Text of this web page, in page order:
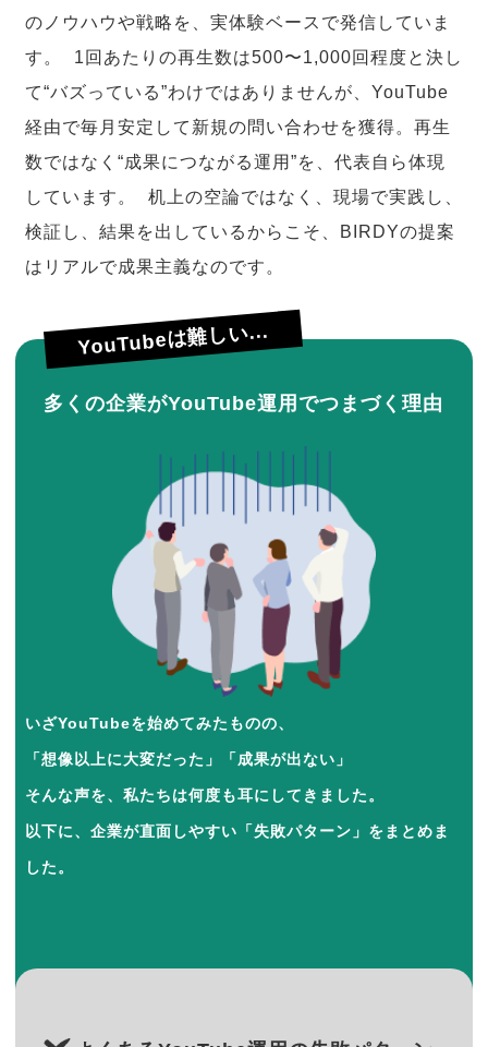
のノウハウや戦略を、実体験ベースで発信していま
す。 1回あたりの再生数は500〜1,000回程度と決し
て“バズっている”わけではありませんが、YouTube
経由で毎月安定して新規の問い合わせを獲得。再生
数ではなく“成果につながる運用”を、代表自ら体現
しています。 机上の空論ではなく、現場で実践し、
検証し、結果を出しているからこそ、BIRDYの提案
はリアルで成果主義なのです。
YouTubeは難しい...
多くの企業がYouTube運用でつまづく理由
いざYouTubeを始めてみたものの、
「想像以上に大変だった」「成果が出ない」
そんな声を、私たちは何度も耳にしてきました。
以下に、企業が直面しやすい「失敗パターン」をまとめま
した。